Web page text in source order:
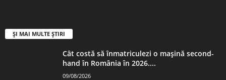
ȘI MAI MULTE ȘTIRI
Cât costă să înmatriculezi o mașină second-
hand în România în 2026....
09/08/2026